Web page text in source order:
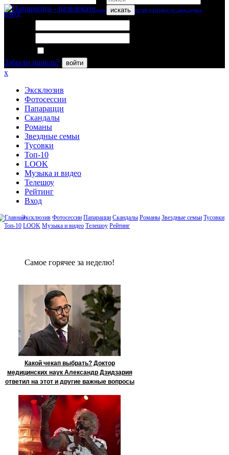
искать
вход
Забыли пароль?
войти
x
Эксклюзив
Фотосессии
Папарацци
Скандалы
Романы
Звездные семьи
Тусовки
Топ-10
LOOK
Музыка и видео
Телешоу
Рейтинг
Вход
Эксклюзив Фотосессии Папарацци Скандалы Романы Звездные семьи Тусовки
Топ-10 LOOK Музыка и видео Телешоу Рейтинг
Сaмое гoрячее за неделю!
Какой чекап выбрать? Доктор
медицинских наук Александр Дзидзария
ответил на этот и другие важные вопросы